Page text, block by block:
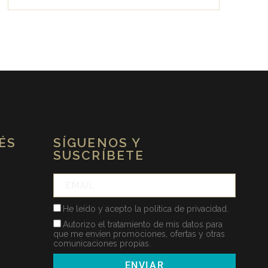
SÍGUENOS Y
SUSCRÍBETE
He leído y acepto la política de privacidad.
Autorizo el tratamiento de mis datos para
que me envíen promociones, ofertas y otras
comunicaciones propias.
ENVIAR